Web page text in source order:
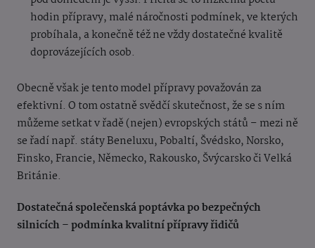
hodin přípravy, malé náročnosti podmínek, ve kterých
probíhala, a konečně též ne vždy dostatečné kvalitě
doprovázejících osob.
Obecně však je tento model přípravy považován za
efektivní. O tom ostatně svědčí skutečnost, že se s ním
můžeme setkat v řadě (nejen) evropských států – mezi ně
se řadí např. státy Beneluxu, Pobaltí, Švédsko, Norsko,
Finsko, Francie, Německo, Rakousko, Švýcarsko či Velká
Británie.
Dostatečná společenská poptávka po bezpečných
silnicích – podmínka kvalitní přípravy řidičů